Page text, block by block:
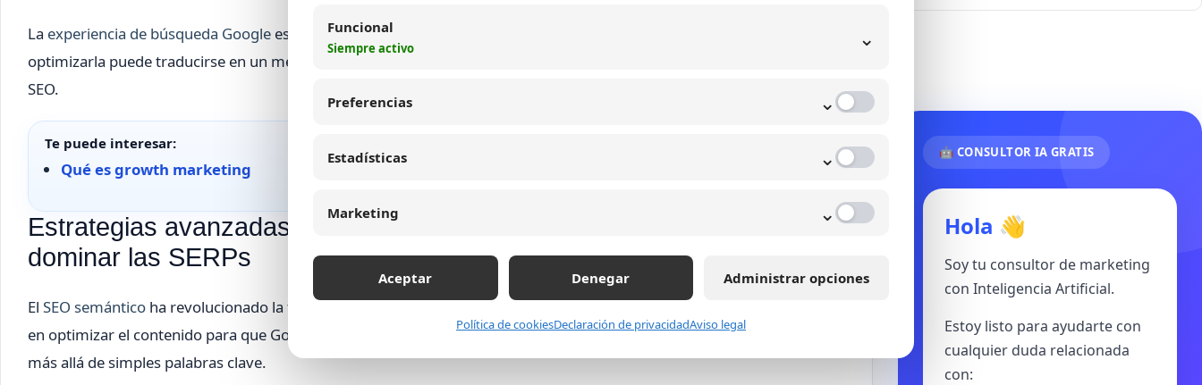
La experiencia de búsqueda Google es un concepto que engloba cómo los usuarios interactúan con las SERPs, y
optimizarla puede traducirse en un mejor posicionamiento y mayor tiempo de permanencia, factores claves para el
SEO.
Te puede interesar:
Qué es growth marketing
Estrategias avanzadas de SEO semántico y SEO On Page para
dominar las SERPs
El SEO semántico ha revolucionado la forma en que se aborda el posicionamiento en buscadores. Esta técnica consiste
en optimizar el contenido para que Google comprenda mejor el contexto, la intención y las relaciones entre términos,
más allá de simples palabras clave.
🤖 CONSULTOR IA GRATIS
Hola 👋
Soy tu consultor de marketing
con Inteligencia Artificial.
Estoy listo para ayudarte con
cualquier duda relacionada
con:
Funcional
Siempre activo ⌄
Preferencias ⌄
Estadísticas ⌄
Marketing ⌄
Aceptar Denegar Administrar opciones
Política de cookiesDeclaración de privacidadAviso legal